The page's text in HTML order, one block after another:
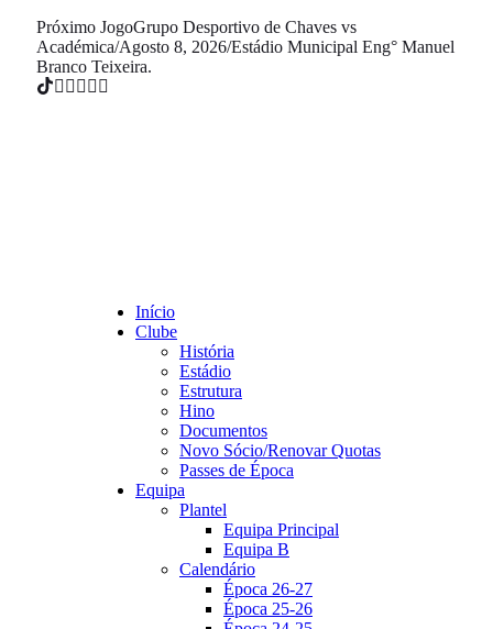
Próximo JogoGrupo Desportivo de Chaves vs
Académica/Agosto 8, 2026/Estádio Municipal Eng° Manuel
Branco Teixeira.
Início
Clube
História
Estádio
Estrutura
Hino
Documentos
Novo Sócio/Renovar Quotas
Passes de Época
Equipa
Plantel
Equipa Principal
Equipa B
Calendário
Época 26-27
Época 25-26